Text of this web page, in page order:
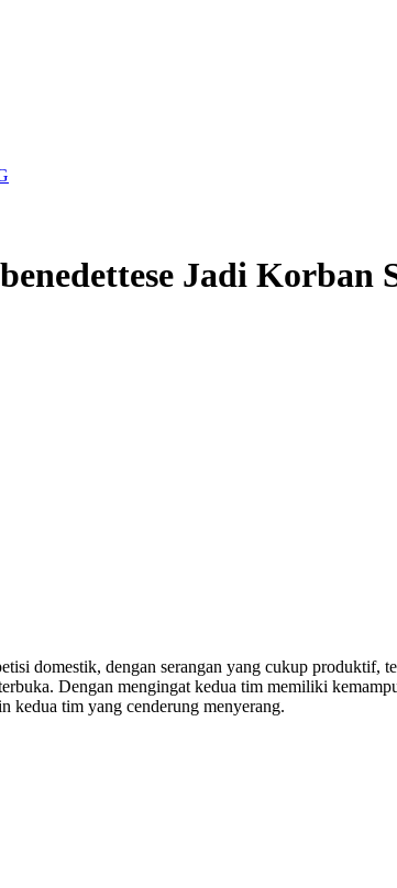
Jadi Korban
domestik, dengan serangan yang cukup produktif,
Dengan mengingat kedua tim memiliki
kedua tim yang cenderung menyerang.